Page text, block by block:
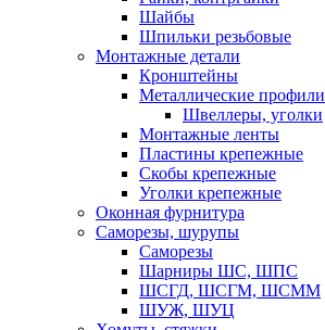
Шайбы
Шпильки резьбовые
Монтажные детали
Кронштейны
Металлические профили
Швеллеры, уголки
Монтажные ленты
Пластины крепежные
Скобы крепежные
Уголки крепежные
Оконная фурнитура
Саморезы, шурупы
Саморезы
Шарниры ШС, ШПС
ШСГД, ШСГМ, ШСММ
ШУЖ, ШУЦ